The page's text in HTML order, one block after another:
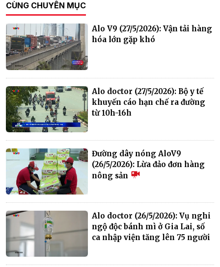
CÙNG CHUYÊN MỤC
Alo V9 (27/5/2026): Vận tải hàng
hóa lớn gặp khó
Alo doctor (27/5/2026): Bộ y tế
khuyến cáo hạn chế ra đường
từ 10h-16h
Đường dây nóng AloV9
(26/5/2026): Lừa đảo đơn hàng
nông sản
Alo doctor (26/5/2026): Vụ nghi
ngộ độc bánh mì ở Gia Lai, số
ca nhập viện tăng lên 75 người